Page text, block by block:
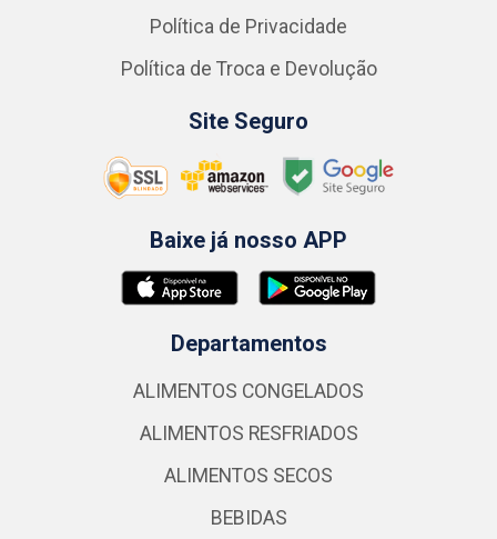
Política de Privacidade
Política de Troca e Devolução
Site Seguro
Baixe já nosso APP
Departamentos
ALIMENTOS CONGELADOS
ALIMENTOS RESFRIADOS
ALIMENTOS SECOS
BEBIDAS